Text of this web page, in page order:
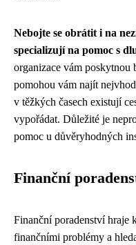
Nebojte se obrátit i na
specializují na pomoc s
organizace vám poskytnou
pomohou vám najít
v těžkých časech existují
vypořádat. Důležité je
pomoc u důvěryhodných
Finanční
Finanční poradenství
finančními problémy a